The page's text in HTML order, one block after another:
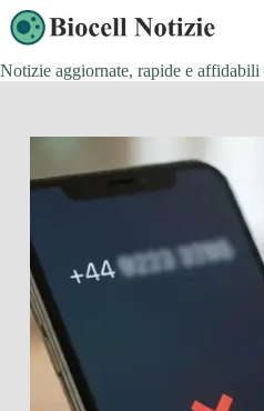
Salta
al
contenuto
Notizie aggiornate, rapide e affidabili